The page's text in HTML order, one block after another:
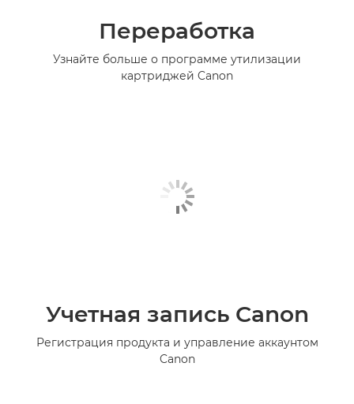
Переработка
Узнайте больше о программе утилизации
картриджей Canon
Учетная запись Canon
Регистрация продукта и управление аккаунтом
Canon